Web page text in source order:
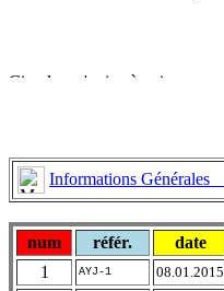
Informations Générales
num référ. date
1
AYJ-1 08.01.2015